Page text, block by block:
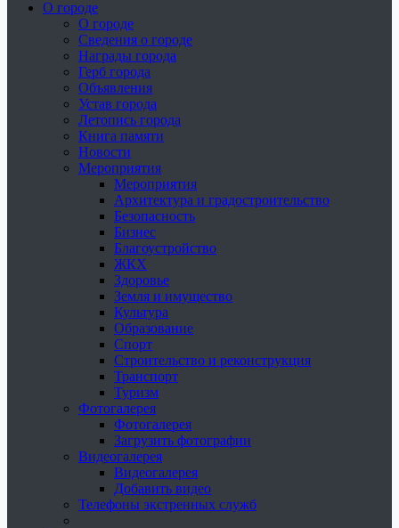
О городе
О городе
Сведения о городе
Награды города
Герб города
Объявления
Устав города
Летопись города
Книга памяти
Новости
Мероприятия
Мероприятия
Архитектура и градостроительство
Безопасность
Бизнес
Благоустройство
ЖКХ
Здоровье
Земля и имущество
Культура
Образование
Спорт
Строительство и реконструкция
Транспорт
Туризм
Фотогалерея
Фотогалерея
Загрузить фотографии
Видеогалерея
Видеогалерея
Добавить видео
Телефоны экстренных служб